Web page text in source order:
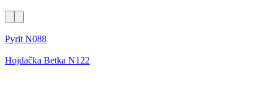
Pyrit N088
Hojdačka Betka N122